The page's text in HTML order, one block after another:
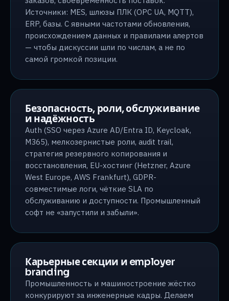
Источники: MES, шлюзы ПЛК (OPC UA, MQTT),
ERP, базы. С явными частотами обновления,
происхождением данных и правилами алертов
— чтобы дискуссии шли по числам, а не по
самой громкой позиции.
Безопасность, роли, обслуживание
и надёжность
Auth (SSO через Azure AD/Entra ID, Keycloak,
M365), мелкозернистые роли, audit trail,
стратегия резервного копирования и
восстановления, EU-хостинг (Hetzner, Azure
West Europe, AWS Frankfurt), GDPR-
совместимые логи, чёткие SLA по
обслуживанию и доступности. Промышленный
софт не «запустили и забыли».
Карьерные секции и employer
branding
Промышленность и машиностроение жёстко
конкурируют за инженерные кадры. Делаем